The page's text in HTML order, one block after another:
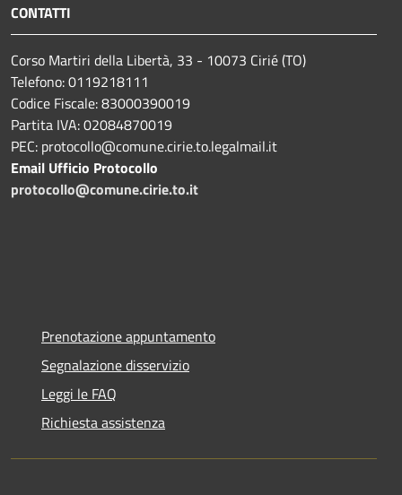
CONTATTI
Corso Martiri della Libertà, 33 - 10073 Cirié (TO)
Telefono: 0119218111
Codice Fiscale: 83000390019
Partita IVA: 02084870019
PEC: protocollo@comune.cirie.to.legalmail.it
Email Ufficio Protocollo
protocollo@comune.cirie.to.it
Prenotazione appuntamento
Segnalazione disservizio
Leggi le FAQ
Richiesta assistenza